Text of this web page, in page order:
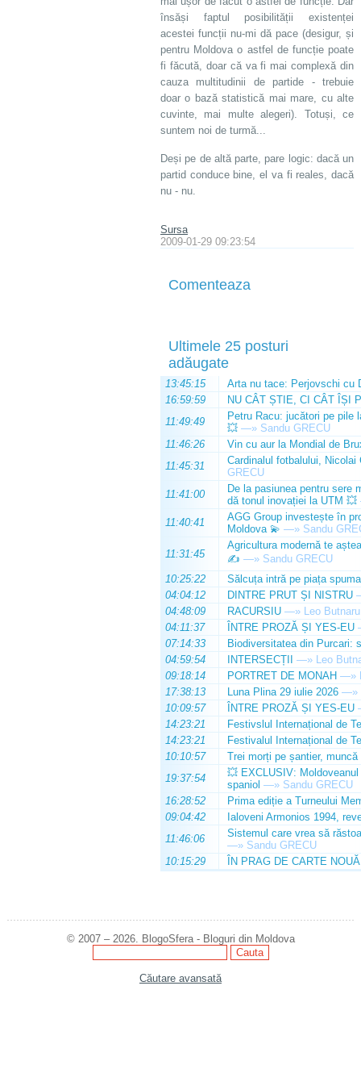
însăși faptul posibilității existenței
acestei funcții nu-mi dă pace (desigur, și
pentru Moldova o astfel de funcție poate
fi făcută, doar că va fi mai complexă din
cauza multitudinii de partide - trebuie
doar o bază statistică mai mare, cu alte
cuvinte, mai multe alegeri). Totuși, ce
suntem noi de turmă...
Deși pe de altă parte, pare logic: dacă un
partid conduce bine, el va fi reales, dacă
nu - nu.
Sursa
2009-01-29 09:23:54
Comenteaza
Ultimele 25 posturi
adăugate
13:45:15
Arta nu tace: Perjovschi cu
16:59:59
NU CÂT ȘTIE, CI CÂT ÎȘI
11:49:49
Petru Racu: jucători pe pile
💥 —» Sandu GRECU
11:46:26
Vin cu aur la Mondial de
11:45:31
Cardinalul fotbalului,
GRECU
11:41:00
De la pasiunea pentru sere
dă tonul inovației la UTM 💥
11:40:41
AGG Group investește în
Moldova 💫 —» Sandu
11:31:45
Agricultura modernă te
✍️ —» Sandu GRECU
10:25:22
Sălcuța intră pe piața
04:04:12
DINTRE PRUT ȘI NISTRU
04:48:09
RACURSIU —» Leo Butnaru
04:11:37
ÎNTRE PROZĂ ȘI YES-EU
07:14:33
Biodiversitatea din Purcari:
04:59:54
INTERSECȚII —» Leo
09:18:14
PORTRET DE MONAH —»
17:38:13
Luna Plina 29 iulie 2026 —»
10:09:57
ÎNTRE PROZĂ ȘI YES-EU
14:23:21
Festivslul Internațional de
14:23:21
Festivalul Internațional de
10:10:57
Trei morți pe șantier, muncă
19:37:54
💥 EXCLUSIV:
spaniol —» Sandu GRECU
16:28:52
Prima ediție a Turneului
09:04:42
Ialoveni Armonios 1994,
11:46:06
Sistemul care vrea să
—» Sandu GRECU
10:15:29
ÎN PRAG DE CARTE NOUĂ
© 2007 – 2026. BlogoSfera - Bloguri din Moldova
Căutare avansată